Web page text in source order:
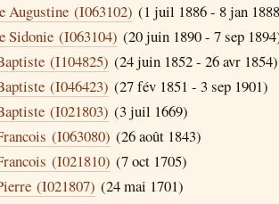
Augustine (I063102) (1 juil 1886 - 8 jan
Sidonie (I063104) (20 juin 1890 - 7 sep
(I104825) (24 juin 1852 - 26 avr 1854)
(I046423) (27 fév 1851 - 3 sep 1901)
(I021803) (3 juil 1669)
(I063080) (26 août 1843)
(I021810) (7 oct 1705)
(I021807) (24 mai 1701)